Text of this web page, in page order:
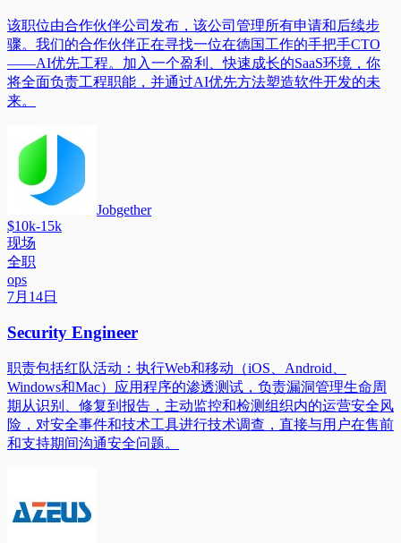
该职位由合作伙伴公司发布，该公司管理所有申请和后续步
骤。我们的合作伙伴正在寻找一位在德国工作的手把手CTO
——AI优先工程。加入一个盈利、快速成长的SaaS环境，你
将全面负责工程职能，并通过AI优先方法塑造软件开发的未
来。
Jobgether
$10k-15k
现场
全职
ops
7月14日
Security Engineer
职责包括红队活动：执行Web和移动（iOS、Android、
Windows和Mac）应用程序的渗透测试，负责漏洞管理生命周
期从识别、修复到报告，主动监控和检测组织内的运营安全风
险，对安全事件和技术工具进行技术调查，直接与用户在售前
和支持期间沟通安全问题。